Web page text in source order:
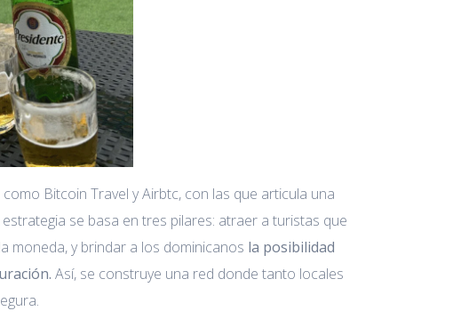
Bitcoin Travel y Airbtc, con las que articula una
se basa en tres pilares: atraer a turistas que
moneda, y brindar a los dominicanos la posibilidad
Así, se construye una red donde tanto locales